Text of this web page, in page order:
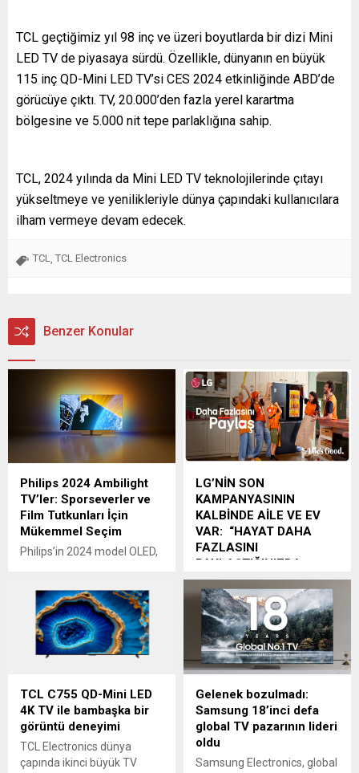
TCL geçtiğimiz yıl 98 inç ve üzeri boyutlarda bir dizi Mini
LED TV de piyasaya sürdü. Özellikle, dünyanın en büyük
115 inç QD-Mini LED TV’si CES 2024 etkinliğinde ABD’de
görücüye çıktı. TV, 20.000’den fazla yerel karartma
bölgesine ve 5.000 nit tepe parlaklığına sahip.
TCL, 2024 yılında da Mini LED TV teknolojilerinde çıtayı
yükseltmeye ve yenilikleriyle dünya çapındaki kullanıcılara
ilham vermeye devam edecek.
TCL TCL Electronics
Benzer Konular
Philips 2024 Ambilight
TV’ler: Sporseverler ve
Film Tutkunları İçin
Mükemmel Seçim
Philips’in 2024 model OLED,
Şampiyonası’nı benzersiz
bir seyir deneyimine
dönüştürüyor. Bu yeni
seriler, üstün performans ve
Zirvesi Philips OLED809
serisi, Haziran ayında 42, 55,
65 ve 77 inç ekran
boyutlarıyla piyasaya
sürüldü. 8. Nesil P5 AI...
LG’NİN SON
KAMPANYASININ
KALBİNDE AİLE VE EV
VAR: “HAYAT DAHA
FAZLASINI
PAYLAŞTIĞINIZDA
GÜZEL”
LG’nin yeni reklam
kampanyası evdeki günlük
etkileşimlere ışık tutacak ve
tüketicilerin aile içindeki
pozitif paylaşımarını
LG Electronics (LG), “Life’s
Good” (Hayat Güzeldir)
marka sloganı altında,
“Sevgiden Daha Fazlası”
kampanyasının başarısının
TCL C755 QD-Mini LED
4K TV ile bambaşka bir
görüntü deneyimi
TCL Electronics dünya
çapında ikinci büyük TV
Gelenek bozulmadı:
Samsung 18’inci defa
global TV pazarının lideri
oldu
Samsung Electronics, global